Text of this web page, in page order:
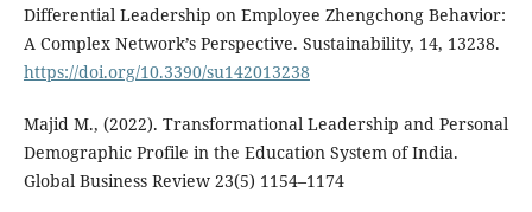
Differential Leadership on Employee Zhengchong Behavior:
A Complex Network’s Perspective. Sustainability, 14, 13238.
https://doi.org/10.3390/su142013238
Majid M., (2022). Transformational Leadership and Personal
Demographic Profile in the Education System of India.
Global Business Review 23(5) 1154–1174